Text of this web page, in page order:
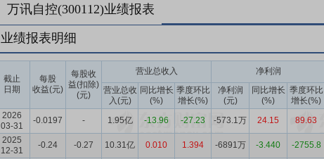
万讯自控(300112)业绩报表
业绩报表明细
截止
日期
每股
收益(元)
每股收
益(扣除)
(元)
营业总收入 净利润
营业总收
入(元)
同比增长
(%)
季度环比
增长(%)
净利润
(元)
同比增长
(%)
季度环比
增长(%)
2026
03-31
-0.0197 - 1.95亿 -13.96 -27.23 -573.1万 24.15 89.63
2025
12-31
-0.24 -0.27 10.31亿 0.010 1.394 -6891万 -3.440 -2755.8